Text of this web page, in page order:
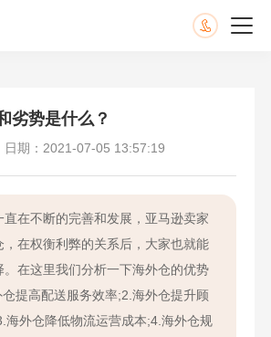
劣势是什么？
日期：2021-07-05 13:57:19
直在不断的完善和发展，亚马逊卖家
，在权衡利弊的关系后，大家也就能
。在这里我们分析一下海外仓的优势
提高配送服务效率;2.海外仓提升顾
海外仓降低物流运营成本;4.海外仓规